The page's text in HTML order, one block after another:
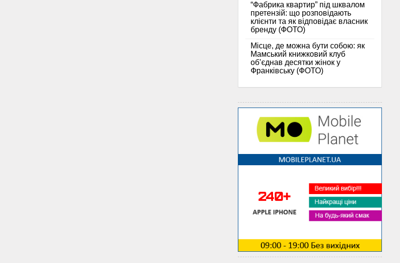
“Фабрика квартир” під шквалом
претензій: що розповідають
клієнти та як відповідає власник
бренду (ФОТО)
Місце, де можна бути собою: як
Мамський книжковий клуб
об’єднав десятки жінок у
Франківську (ФОТО)